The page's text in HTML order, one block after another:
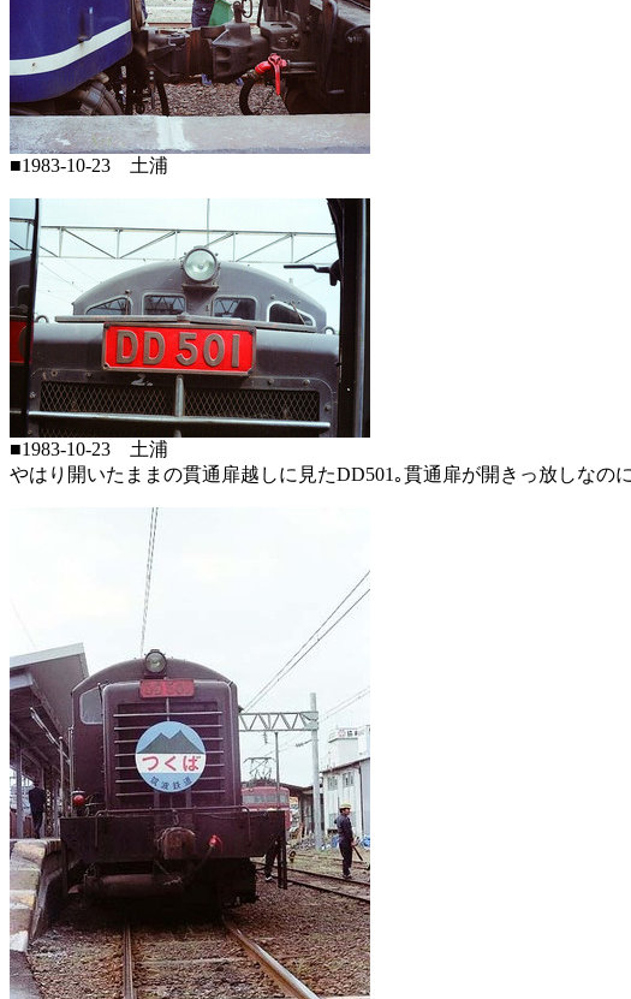
■1983-10-23 土浦
■1983-10-23 土浦
やはり開いたままの貫通扉越しに見たDD501｡貫通扉が開きっ放しなの